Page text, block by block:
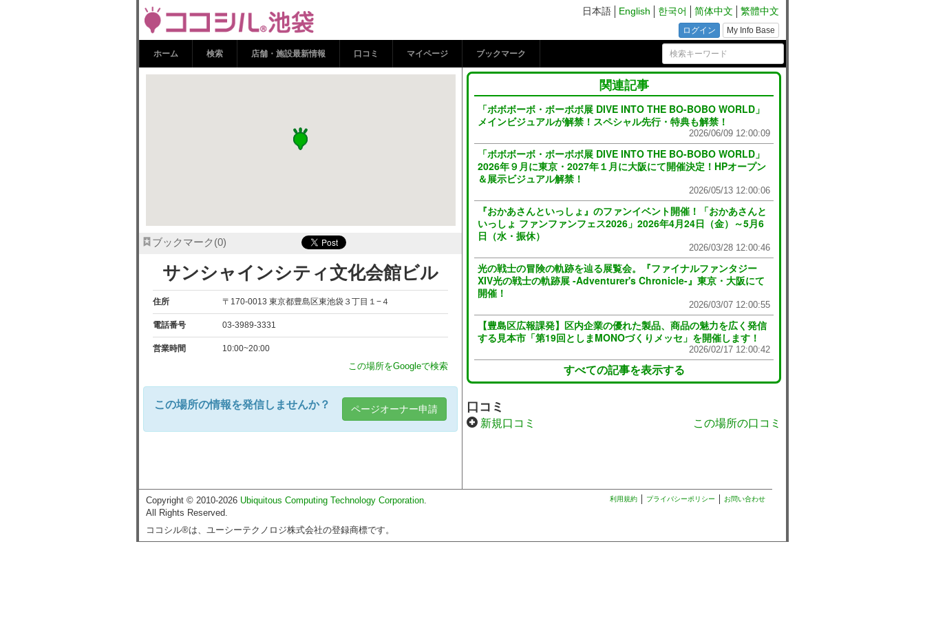
日本語 English 한국어 简体中文 繁體中文
ログイン My Info Base
サンシャインシティ文化会館ビル | コ
コシル池袋
ホーム 検索 店舗・施設最新情報 口コミ マイページ ブックマーク
ブックマーク 0
サンシャインシティ文化会館ビル
住所 〒170-0013 東京都豊島区東池袋３丁目１−４
電話番号 03-3989-3331
営業時間 10:00~20:00
この場所をGoogleで検索
この場所の情報を発信しませんか？ ページオーナー申請
関連記事
「ボボボーボ・ボーボボ展 DIVE INTO THE BO-BOBO WORLD」
メインビジュアルが解禁！スペシャル先行・特典も解禁！
2026/06/09 12:00:09
「ボボボーボ・ボーボボ展 DIVE INTO THE BO-BOBO WORLD」
2026年９月に東京・2027年１月に大阪にて開催決定！HPオープン
＆展示ビジュアル解禁！
2026/05/13 12:00:06
『おかあさんといっしょ』のファンイベント開催！「おかあさんと
いっしょ ファンファンフェス2026」2026年4月24日（金）～5月6
日（水・振休）
2026/03/28 12:00:46
光の戦士の冒険の軌跡を辿る展覧会。『ファイナルファンタジー
XIV光の戦士の軌跡展 -Adventurer's Chronicle-』東京・大阪にて
開催！
2026/03/07 12:00:55
【豊島区広報課発】区内企業の優れた製品、商品の魅力を広く発信
する見本市「第19回としまMONOづくりメッセ」を開催します！
2026/02/17 12:00:42
すべての記事を表示する
口コミ
新規口コミ この場所の口コミ
Copyright © 2010-2026 Ubiquitous Computing Technology Corporation.
All Rights Reserved.
ココシル®は、ユーシーテクノロジ株式会社の登録商標です。
利用規約 プライバシーポリシー お問い合わせ